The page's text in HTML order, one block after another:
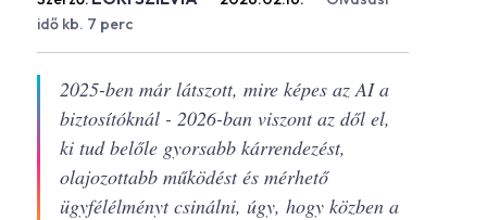
idő kb. 7 perc
2025-ben már látszott, mire képes az AI a
biztosítóknál - 2026-ban viszont az dől el,
ki tud belőle gyorsabb kárrendezést,
olajozottabb működést és mérhető
ügyfélélményt csinálni, úgy, hogy közben a